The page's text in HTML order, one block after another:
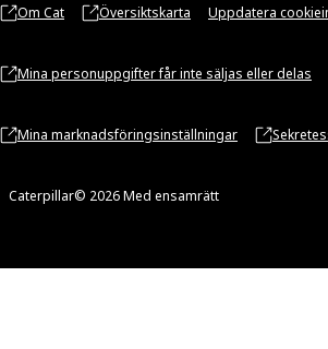
Om Cat Översiktskarta Uppdatera
Mina personuppgifter får inte säljas eller delas
Mina marknadsföringsinställningar
Caterpillar© 2026 Med ensamrätt